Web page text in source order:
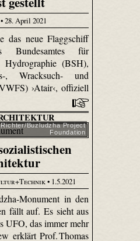
28. April 2021
das neue Flaggschiff
für
Hydrographie (BSH),
, Wracksuch- und
›Atair‹, offiziell
Buzludzha Project
Foundation
• 1.5.2021
Monument in den
fällt auf. Es sieht aus
UFO, das immer mehr
erklärt Prof. Thomas